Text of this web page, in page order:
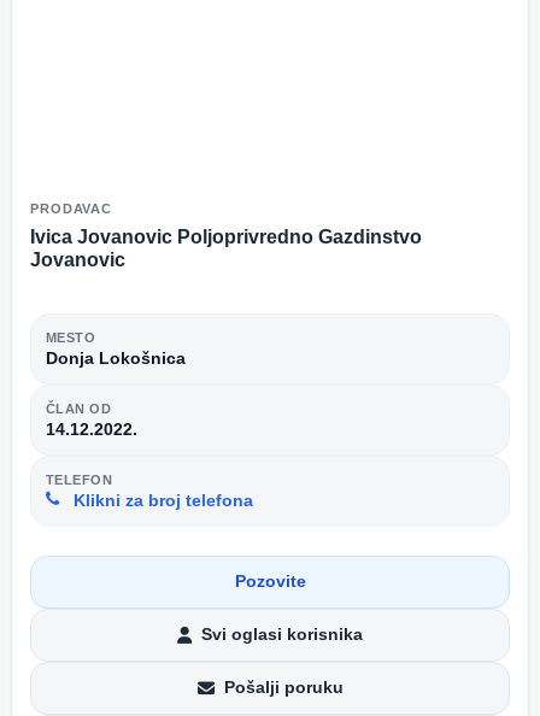
PRODAVAC
Ivica Jovanovic Poljoprivredno Gazdinstvo
Jovanovic
MESTO
Donja Lokošnica
ČLAN OD
14.12.2022.
TELEFON
Klikni za broj telefona
Pozovite
Svi oglasi korisnika
Pošalji poruku